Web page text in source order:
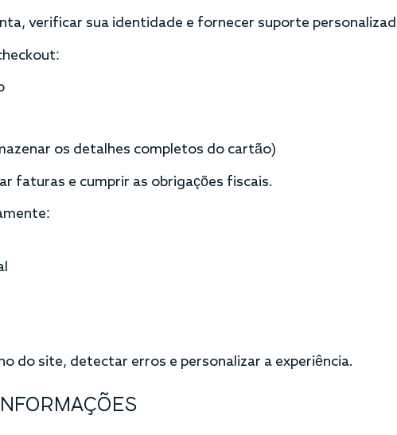
verificar sua identidade e fornecer suporte
os detalhes completos do cartão)
faturas e cumprir as obrigações fiscais.
do site, detectar erros e personalizar a experiência.